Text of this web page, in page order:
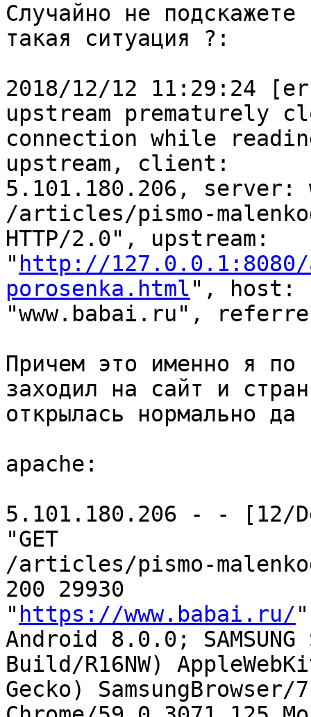
Случайно не
такая ситуация ?:
2018/12/12 11:29:24
upstream prematurely
connection while
upstream, client:
5.101.180.206, server:
/articles/pismo-
HTTP/2.0", upstream:
" http://127.0.0.1:8080/
porosenka.html", host:
"www.babai.ru",
Причем это именно я по
заходил на сайт и
открылась нормально
apache:
5.101.180.206 - - [12/
"GET
/articles/pismo-
200 29930
" https://www.babai.ru/
Android 8.0.0; SAMSUNG
Build/R16NW)
Gecko) SamsungBrowser/